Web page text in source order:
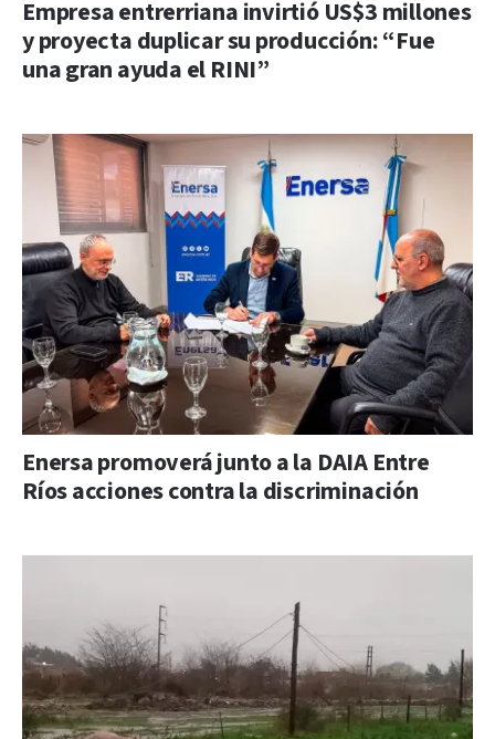
Empresa entrerriana invirtió US$3 millones
y proyecta duplicar su producción: “Fue
una gran ayuda el RINI”
Enersa promoverá junto a la DAIA Entre
Ríos acciones contra la discriminación